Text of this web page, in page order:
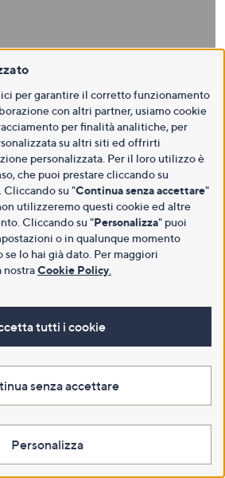
per garantire il corretto funzionamento
con altri partner, usiamo cookie
per finalità analitiche, per
su altri siti ed offrirti
personalizzata. Per il loro utilizzo è
che puoi prestare cliccando su
Cliccando su "Continua senza accettare"
utilizzeremo questi cookie ed altre
Cliccando su "Personalizza" puoi
o in qualunque momento
se lo hai già dato. Per maggiori
nostraCookie Policy
tutti i cookie
senza accettare
Personalizza